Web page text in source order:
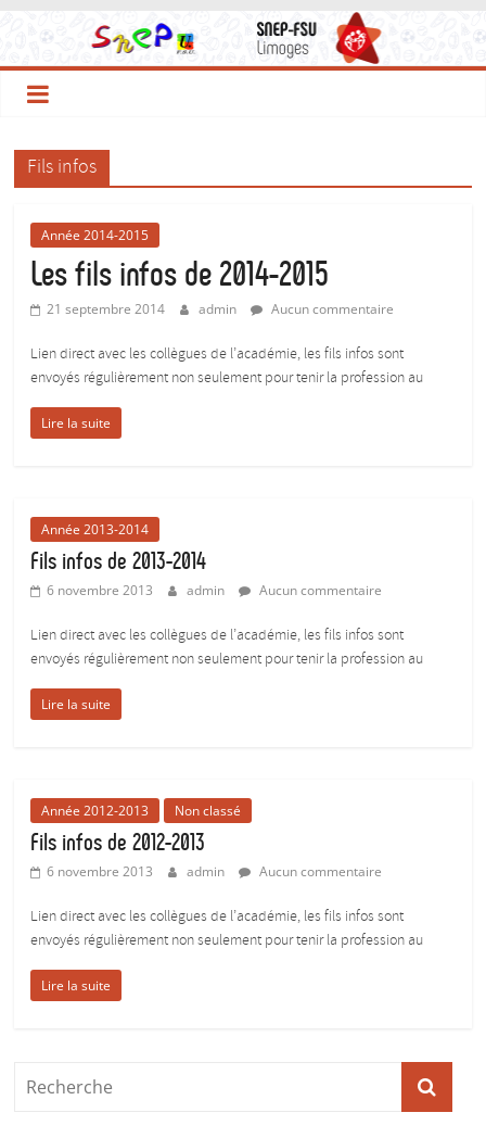
contenu
Le
Site
du
SNEP-
FSU
Limoges
Le
donner
du
corps
aux
Fils infos
Année 2014-2015
Les fils infos de 2014-2015
21 septembre 2014 admin Aucun commentaire
Lien direct avec les collègues de l’académie, les fils infos sont
envoyés régulièrement non seulement pour tenir la profession au
Lire la suite
Année 2013-2014
Fils infos de 2013-2014
6 novembre 2013 admin Aucun commentaire
Lien direct avec les collègues de l’académie, les fils infos sont
envoyés régulièrement non seulement pour tenir la profession au
Lire la suite
Année 2012-2013 Non classé
Fils infos de 2012-2013
6 novembre 2013 admin Aucun commentaire
Lien direct avec les collègues de l’académie, les fils infos sont
envoyés régulièrement non seulement pour tenir la profession au
Lire la suite